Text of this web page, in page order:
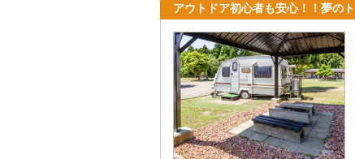
アウトドア初心者も安心！！夢の